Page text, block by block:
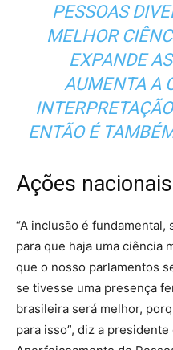
PESSOAS
MELHOR
EXPANDE
AUMENTA A
ENTÃO É
Ações nacionais
“A inclusão é
para que haja uma ciência
que o nosso parlamentos
se tivesse uma presença
brasileira será melhor,
para isso”, diz a